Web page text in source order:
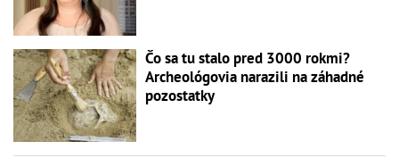
Čo sa tu stalo pred 3000 rokmi?
Archeológovia narazili na záhadné
pozostatky